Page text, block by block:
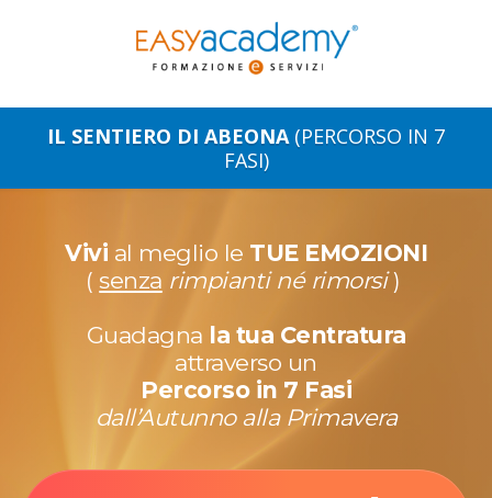
IL SENTIERO DI ABEONA (PERCORSO IN 7
FASI)
Vivi al meglio le TUE EMOZIONI
(senza rimpianti né rimorsi)
Guadagna la tua Centratura
attraverso un
Percorso in 7 Fasi
dall’Autunno alla Primavera